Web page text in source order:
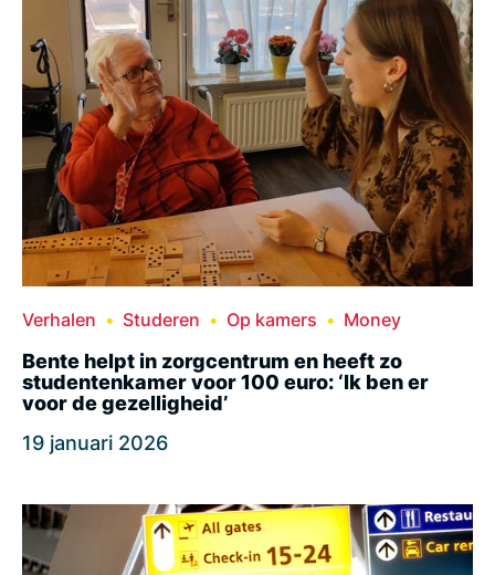
Verhalen Studeren Op kamers Money
Bente helpt in zorgcentrum en heeft zo
studentenkamer voor 100 euro: ‘Ik ben er
voor de gezelligheid’
19 januari 2026